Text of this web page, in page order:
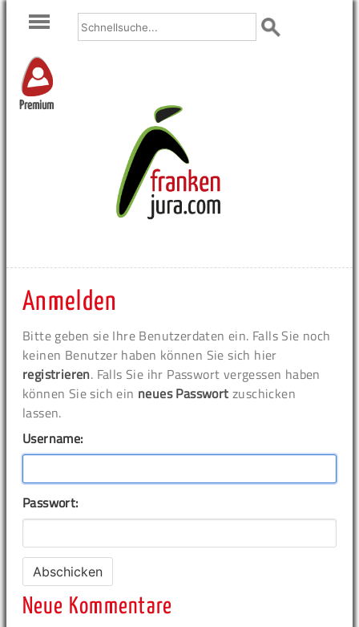
Premium
Anmelden
Bitte geben sie Ihre Benutzerdaten ein. Falls Sie noch
keinen Benutzer haben können Sie sich hier
registrieren. Falls Sie ihr Passwort vergessen haben
können Sie sich ein neues Passwort zuschicken
lassen.
Username:
Passwort:
Neue Kommentare